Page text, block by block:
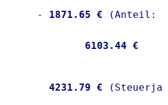
-
1871.65 €
6103.44 €
4231.79 €